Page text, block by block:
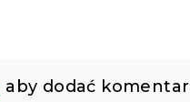
aby dodać